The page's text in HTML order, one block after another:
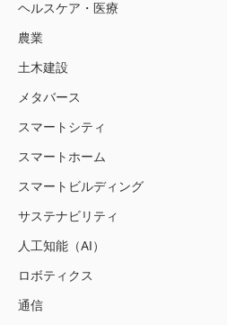
ヘルスケア・医療
農業
土木建設
メタバース
スマートシティ
スマートホーム
スマートビルディング
サステナビリティ
人工知能（AI）
ロボティクス
通信